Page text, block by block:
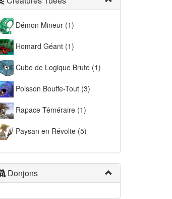
Démon Mineur (1)
Homard Géant (1)
Cube de Logique Brute (1)
Poisson Bouffe-Tout (3)
Rapace Téméraire (1)
Paysan en Révolte (5)
Donjons